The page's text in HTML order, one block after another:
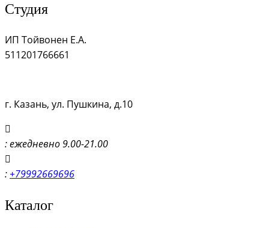
Студия
ИП Тойвонен Е.А.
511201766661
г. Казань, ул. Пушкина, д.10
: ежедневно 9.00-21.00
: +79992669696
Каталог